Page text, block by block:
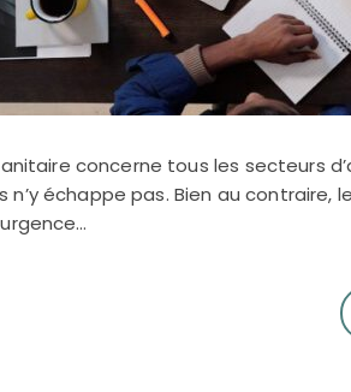
concerne tous les secteurs
n’y échappe pas. Bien au